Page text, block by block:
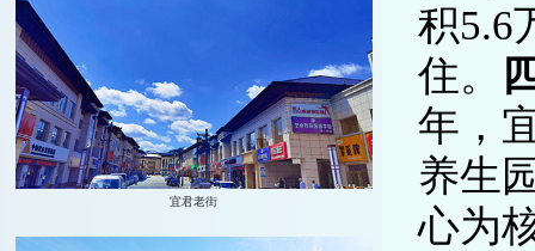
积5.6
住。
年，
养生
心为